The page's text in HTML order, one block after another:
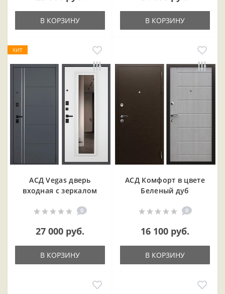
В КОРЗИНУ В КОРЗИНУ
ХИТ
АСД Vegas дверь
входная с зеркалом
0
27 000 руб.
В КОРЗИНУ
АСД Комфорт в цвете
Беленый дуб
0
16 100 руб.
В КОРЗИНУ